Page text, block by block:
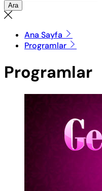
Ara
Ana Sayfa
Programlar
Programlar